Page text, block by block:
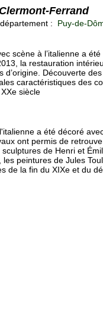
Ferrand
: Puy-de-
scène à l’italienne a
la restauration
d’origine. Découverte des
caractéristiques des
siècle
a été décoré
ont permis de
de Henri et
peintures de Jules
de la fin du XIXe et du